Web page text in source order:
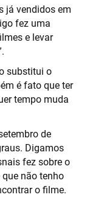
já vendidos em
fez uma
e levar
substitui o
é fato que ter
tempo muda
de
Digamos
fez sobre o
não tenho
o filme.